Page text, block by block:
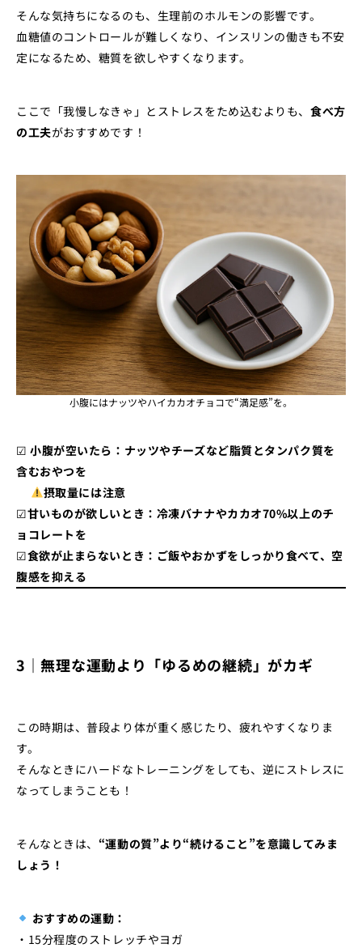
そんな気持ちになるのも、生理前のホルモンの影響です。
血糖値のコントロールが難しくなり、インスリンの働きも不安
定になるため、糖質を欲しやすくなります。
ここで「我慢しなきゃ」とストレスをため込むよりも、 食べ方
の工夫がおすすめです！
小腹にはナッツやハイカカオチョコで“満足感”を。
☑小腹が空いたら：ナッツやチーズなど脂質とタンパク質を
含むおやつを
摂取量には注意
☑甘いものが欲しいとき：冷凍バナナやカカオ70%以上のチ
ョコレートを
☑食欲が止まらないとき：ご飯やおかずをしっかり食べて、空
腹感を抑える
3｜無理な運動より「ゆるめの継続」がカギ
この時期は、普段より体が重く感じたり、疲れやすくなりま
す。
そんなときにハードなトレーニングをしても、逆にストレスに
なってしまうことも！
そんなときは、 “運動の質”より“続けること”を意識してみま
しょう！
おすすめの運動：
・15分程度のストレッチやヨガ